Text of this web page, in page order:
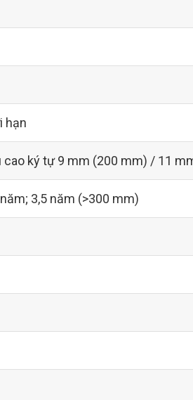
hạn
cao ký tự 9 mm (200 mm) / 11
3,5 năm (>300 mm)